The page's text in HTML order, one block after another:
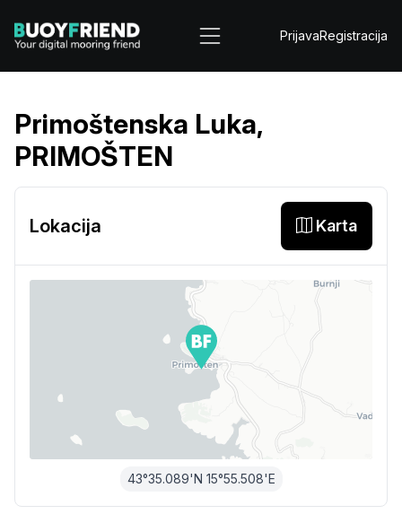
PrijavaRegistracija
Primoštenska Luka,
PRIMOŠTEN
Lokacija Karta
43°35.089'N 15°55.508'E